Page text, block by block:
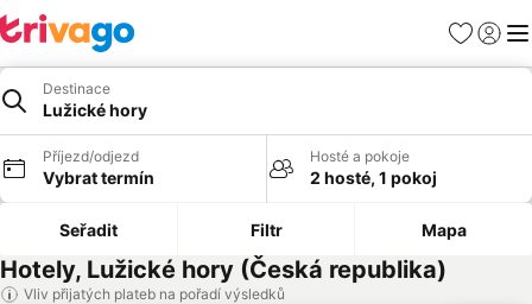
Oblíbené
Destinace
Lužické hory
Příjezd/odjezd
Vybrat termín
Hosté a pokoje
2 hosté, 1 pokoj
Seřadit Filtr Mapa
Hotely, Lužické hory (Česká republika)
Vliv přijatých plateb na pořadí výsledků